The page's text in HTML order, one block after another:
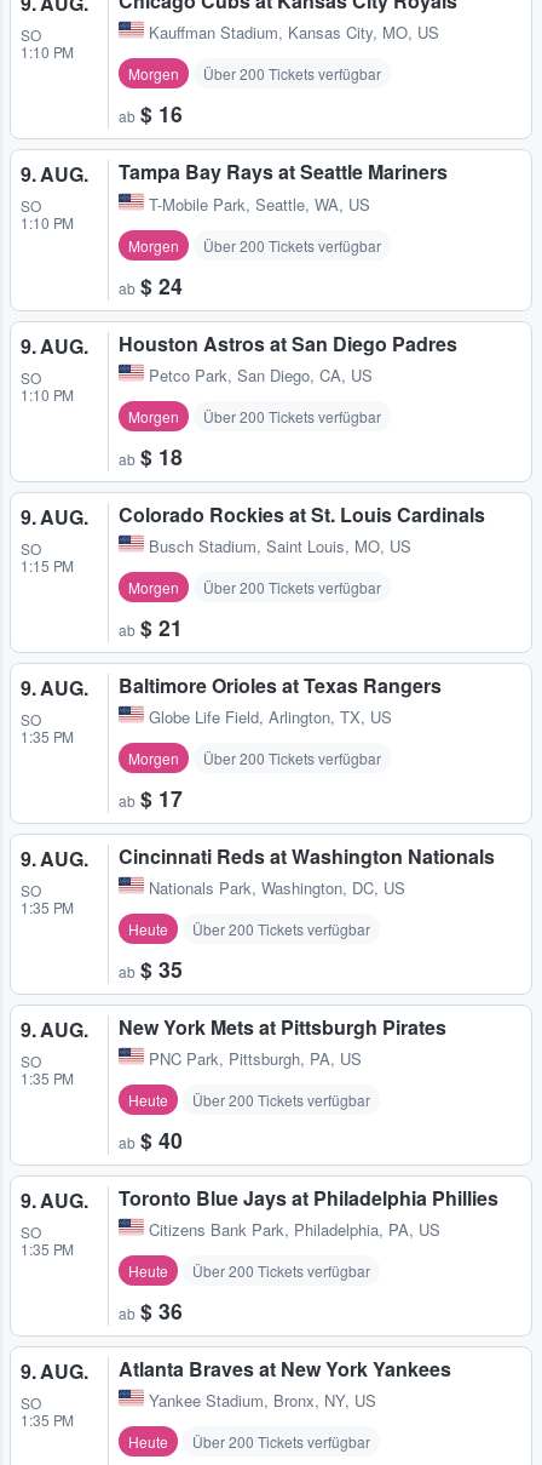
SO
1:10 PM
Kauffman Stadium, Kansas City, MO, US
Morgen Über 200 Tickets verfügbar
ab $ 16
9. AUG.
SO
1:10 PM
Tampa Bay Rays at Seattle Mariners
T-Mobile Park, Seattle, WA, US
Morgen Über 200 Tickets verfügbar
ab $ 24
9. AUG.
SO
1:10 PM
Houston Astros at San Diego Padres
Petco Park, San Diego, CA, US
Morgen Über 200 Tickets verfügbar
ab $ 18
9. AUG.
SO
1:15 PM
Colorado Rockies at St. Louis Cardinals
Busch Stadium, Saint Louis, MO, US
Morgen Über 200 Tickets verfügbar
ab $ 21
9. AUG.
SO
1:35 PM
Baltimore Orioles at Texas Rangers
Globe Life Field, Arlington, TX, US
Morgen Über 200 Tickets verfügbar
ab $ 17
9. AUG.
SO
1:35 PM
Cincinnati Reds at Washington Nationals
Nationals Park, Washington, DC, US
Heute Über 200 Tickets verfügbar
ab $ 35
9. AUG.
SO
1:35 PM
New York Mets at Pittsburgh Pirates
PNC Park, Pittsburgh, PA, US
Heute Über 200 Tickets verfügbar
ab $ 40
9. AUG.
SO
1:35 PM
Toronto Blue Jays at Philadelphia Phillies
Citizens Bank Park, Philadelphia, PA, US
Heute Über 200 Tickets verfügbar
ab $ 36
9. AUG.
SO
1:35 PM
Atlanta Braves at New York Yankees
Yankee Stadium, Bronx, NY, US
Heute Über 200 Tickets verfügbar